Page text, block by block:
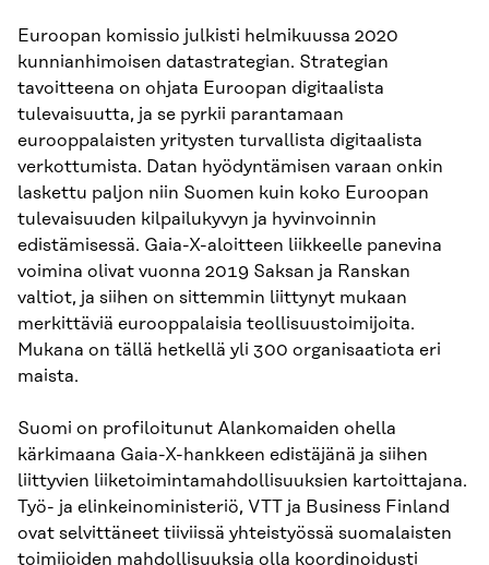
Euroopan komissio julkisti helmikuussa 2020
kunnianhimoisen datastrategian. Strategian
tavoitteena on ohjata Euroopan digitaalista
tulevaisuutta, ja se pyrkii parantamaan
eurooppalaisten yritysten turvallista digitaalista
verkottumista. Datan hyödyntämisen varaan onkin
laskettu paljon niin Suomen kuin koko Euroopan
tulevaisuuden kilpailukyvyn ja hyvinvoinnin
edistämisessä. Gaia-X-aloitteen liikkeelle panevina
voimina olivat vuonna 2019 Saksan ja Ranskan
valtiot, ja siihen on sittemmin liittynyt mukaan
merkittäviä eurooppalaisia teollisuustoimijoita.
Mukana on tällä hetkellä yli 300 organisaatiota eri
maista.
Suomi on profiloitunut Alankomaiden ohella
kärkimaana Gaia-X-hankkeen edistäjänä ja siihen
liittyvien liiketoimintamahdollisuuksien kartoittajana.
Työ- ja elinkeinoministeriö, VTT ja Business Finland
ovat selvittäneet tiiviissä yhteistyössä suomalaisten
toimijoiden mahdollisuuksia olla koordinoidusti